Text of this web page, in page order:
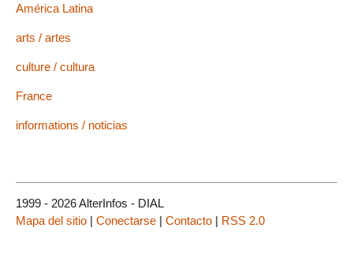
América Latina
arts / artes
culture / cultura
France
informations / noticias
1999 - 2026 AlterInfos - DIAL
Mapa del sitio | Conectarse | Contacto | RSS 2.0